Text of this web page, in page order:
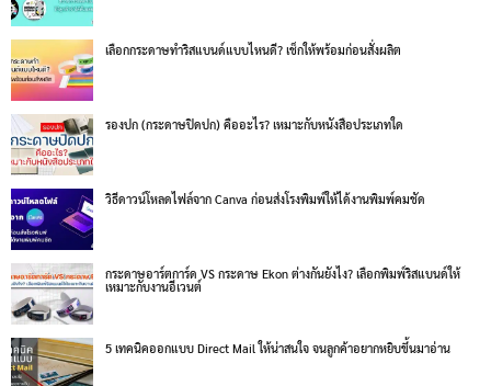
เลือกกระดาษทำริสแบนด์แบบไหนดี? เช็กให้พร้อมก่อนสั่งผลิต
รองปก (กระดาษปิดปก) คืออะไร? เหมาะกับหนังสือประเภทใด
วิธีดาวน์โหลดไฟล์จาก Canva ก่อนส่งโรงพิมพ์ให้ได้งานพิมพ์คมชัด
กระดาษอาร์ตการ์ด VS กระดาษ Ekon ต่างกันยังไง? เลือกพิมพ์ริสแบนด์ให้
เหมาะกับงานอีเวนต์
5 เทคนิคออกแบบ Direct Mail ให้น่าสนใจ จนลูกค้าอยากหยิบขึ้นมาอ่าน